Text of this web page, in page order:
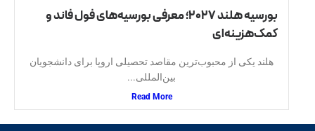
بورسیه هلند ۲۰۲۷؛ معرفی بورسیه‌های فول فاند و
کمک‌هزینه‌ای
هلند یکی از محبوب‌ترین مقاصد تحصیلی اروپا برای دانشجویان
بین‌المللی...
Read More